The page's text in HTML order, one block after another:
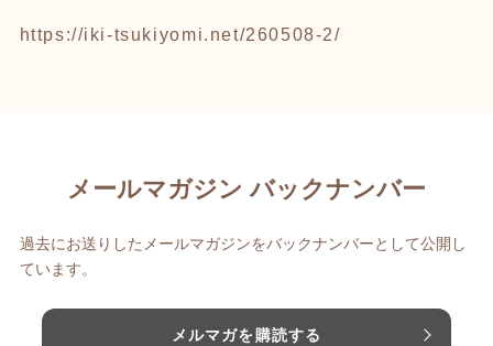
https://iki-tsukiyomi.net/260508-2/
メールマガジン バックナンバー
過去にお送りしたメールマガジンをバックナンバーとして公開し
ています。
メルマガを購読する